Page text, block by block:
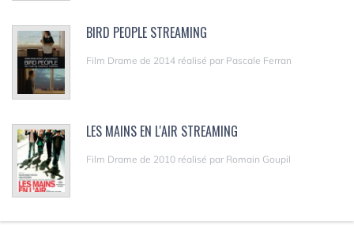
BIRD PEOPLE STREAMING
Film Drame de 2014 réalisé par Pascale Ferran
LES MAINS EN L'AIR STREAMING
Film Drame de 2010 réalisé par Romain Goupil